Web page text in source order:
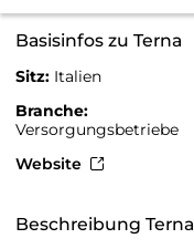
Basisinfos zu Terna
Sitz: Italien
Branche:
Versorgungsbetriebe
Website
Beschreibung Terna